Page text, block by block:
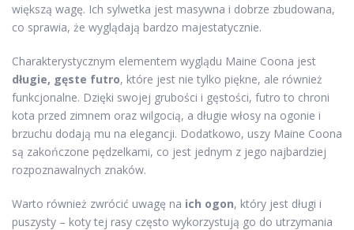
większą wagę. Ich sylwetka jest masywna i dobrze zbudowana,
co sprawia, że wyglądają bardzo majestatycznie.
Charakterystycznym elementem wyglądu Maine Coona jest
długie, gęste futro, które jest nie tylko piękne, ale również
funkcjonalne. Dzięki swojej grubości i gęstości, futro to chroni
kota przed zimnem oraz wilgocią, a długie włosy na ogonie i
brzuchu dodają mu na elegancji. Dodatkowo, uszy Maine Coona
są zakończone pędzelkami, co jest jednym z jego najbardziej
rozpoznawalnych znaków.
Warto również zwrócić uwagę na ich ogon, który jest długi i
puszysty – koty tej rasy często wykorzystują go do utrzymania